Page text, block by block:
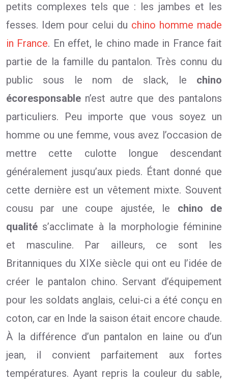
petits complexes tels que : les jambes et les
fesses. Idem pour celui du chino homme made
in France. En effet, le chino made in France fait
partie de la famille du pantalon. Très connu du
public sous le nom de slack, le chino
écoresponsable n’est autre que des pantalons
particuliers. Peu importe que vous soyez un
homme ou une femme, vous avez l’occasion de
mettre cette culotte longue descendant
généralement jusqu’aux pieds. Étant donné que
cette dernière est un vêtement mixte. Souvent
cousu par une coupe ajustée, le chino de
qualité s’acclimate à la morphologie féminine
et masculine. Par ailleurs, ce sont les
Britanniques du XIXe siècle qui ont eu l’idée de
créer le pantalon chino. Servant d’équipement
pour les soldats anglais, celui-ci a été conçu en
coton, car en Inde la saison était encore chaude.
À la différence d’un pantalon en laine ou d’un
jean, il convient parfaitement aux fortes
températures. Ayant repris la couleur du sable,